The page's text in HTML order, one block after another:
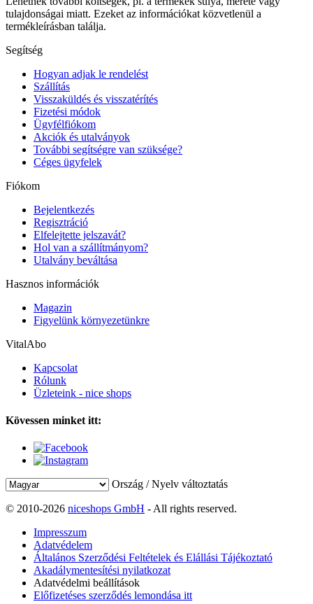
tulajdonságai miatt. Ezeket az információkat közvetlenül a
termékleírásban találja.
Segítség
Hogyan adjak le rendelést
Szállítás
Visszaküldés és visszatérítés
Fizetési módok
Ügyfélfiókom
Akciók és utalványok
További segítségre van szüksége?
Céges ügyfelek
Fiókom
Bejelentkezés
Regisztráció
Elfelejtette jelszavát?
Hol van a szállítmányom?
Utalvány beváltása
Hasznos információk
Magazin
Figyelünk környezetünkre
VitalAbo
Kapcsolat
Rólunk
Üzleteink - nice shops
Kövessen minket itt:
Ország / Nyelv változtatás
© 2010-2026 niceshops GmbH - All rights reserved.
Impresszum
Adatvédelem
Általános Szerződési Feltételek és Elállási Tájékoztató
Akadálymentesítési nyilatkozat
Adatvédelmi beállítások
Előfizetéses szerződés lemondása itt